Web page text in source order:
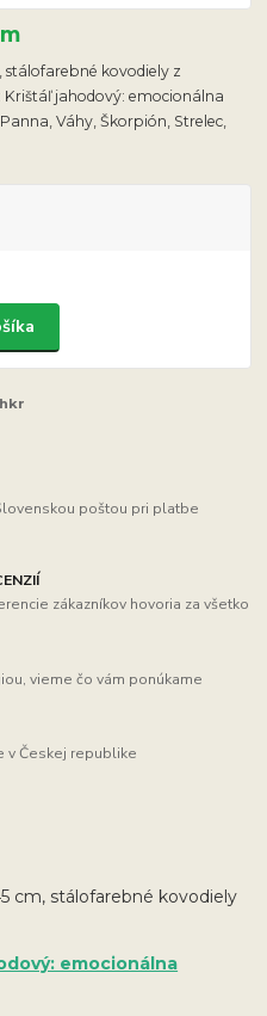
stálofarebné kovodiely z
jahodový: emocionálna
Váhy, Škorpión, Strelec,
poštou pri platbe
zákazníkov hovoria za všetko
vieme čo vám ponúkame
v Českej republike
cm, stálofarebné kovodiely
emocionálna